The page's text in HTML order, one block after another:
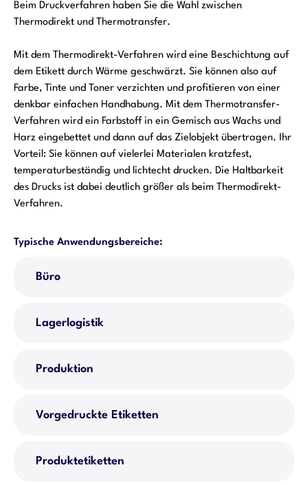
Beim Druckverfahren haben Sie die Wahl zwischen
Thermodirekt und Thermotransfer.
Mit dem Thermodirekt-Verfahren wird eine Beschichtung auf
dem Etikett durch Wärme geschwärzt. Sie können also auf
Farbe, Tinte und Toner verzichten und profitieren von einer
denkbar einfachen Handhabung. Mit dem Thermotransfer-
Verfahren wird ein Farbstoff in ein Gemisch aus Wachs und
Harz eingebettet und dann auf das Zielobjekt übertragen. Ihr
Vorteil: Sie können auf vielerlei Materialen kratzfest,
temperaturbeständig und lichtecht drucken. Die Haltbarkeit
des Drucks ist dabei deutlich größer als beim Thermodirekt-
Verfahren.
Typische Anwendungsbereiche:
Büro
Lagerlogistik
Produktion
Vorgedruckte Etiketten
Produktetiketten